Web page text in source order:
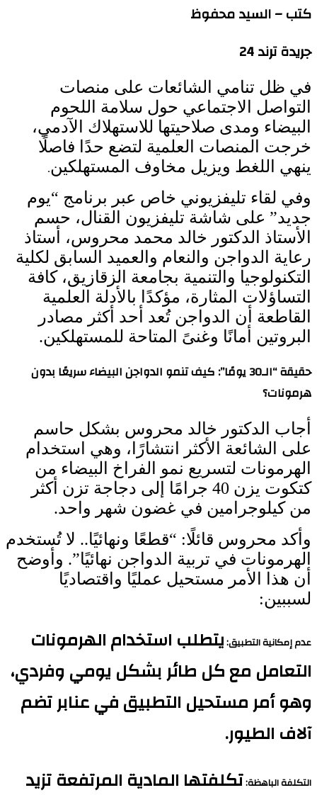
كتب – السيد محفوظ
جريدة ترند 24
في ظل تنامي الشائعات على منصات
التواصل الاجتماعي حول سلامة اللحوم
البيضاء ومدى صلاحيتها للاستهلاك الآدمي،
خرجت المنصات العلمية لتضع حدًا فاصلًا
ينهي اللغط ويزيل مخاوف المستهلكين.
وفي لقاء تليفزيوني خاص عبر برنامج “يوم
جديد” على شاشة تليفزيون القنال، حسم
الأستاذ الدكتور خالد محمد محروس، أستاذ
رعاية الدواجن والنعام والعميد السابق لكلية
التكنولوجيا والتنمية بجامعة الزقازيق، كافة
التساؤلات المثارة، مؤكدًا بالأدلة العلمية
القاطعة أن الدواجن تُعد أحد أكثر مصادر
البروتين أمانًا وغنىً المتاحة للمستهلكين.
حقيقة “الـ30 يومًا”: كيف تنمو الدواجن البيضاء سريعًا بدون
هرمونات؟
أجاب الدكتور خالد محروس بشكل حاسم
على الشائعة الأكثر انتشارًا، وهي استخدام
الهرمونات لتسريع نمو الفراخ البيضاء من
كتكوت يزن 40 جرامًا إلى دجاجة تزن أكثر
من كيلوجرامين في غضون شهر واحد.
وأكد محروس قائلًا: “قطعًا ونهائيًا.. لا تُستخدم
الهرمونات في تربية الدواجن نهائيًا”. وأوضح
أن هذا الأمر مستحيل عمليًا واقتصاديًا
لسببين:
عدم إمكانية التطبيق:يتطلب استخدام الهرمونات
التعامل مع كل طائر بشكل يومي وفردي،
وهو أمر مستحيل التطبيق في عنابر تضم
آلاف الطيور.
التكلفة الباهظة:تكلفتها المادية المرتفعة تزيد